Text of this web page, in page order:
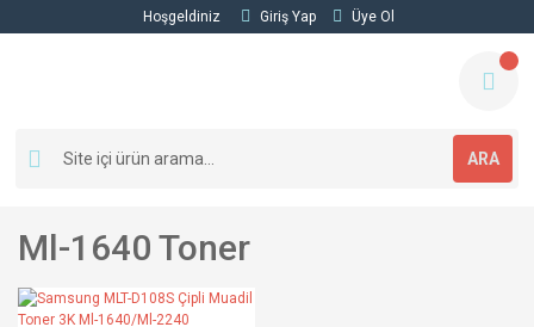
Hoşgeldiniz Giriş Yap Üye Ol
ARA
Ml-1640 Toner